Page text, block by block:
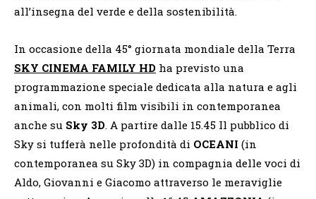
all’insegna del verde e della sostenibilità.
In occasione della 45° giornata mondiale della Terra
SKY CINEMA FAMILY HD ha previsto una
programmazione speciale dedicata alla natura e agli
animali, con molti film visibili in contemporanea
anche su Sky 3D. A partire dalle 15.45 Il pubblico di
Sky si tufferà nelle profondità di OCEANI (in
contemporanea su Sky 3D) in compagnia delle voci di
Aldo, Giovanni e Giacomo attraverso le meraviglie